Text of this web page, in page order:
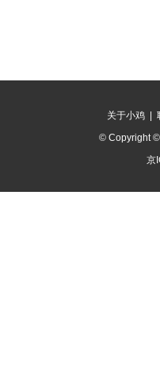
关于小鸡 |
© Copyright
京